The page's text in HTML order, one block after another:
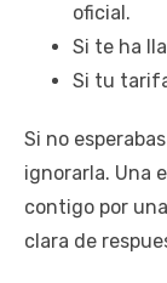
oficial.
Si te ha
Si tu
Si no
ignorarla. Una
contigo por
clara de